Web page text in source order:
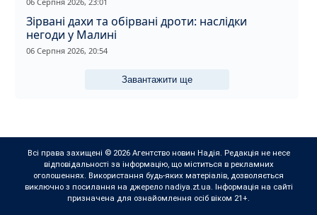
Зірвані дахи та обірвані дроти: наслідки
негоди у Малині
06 Серпня 2026, 20:54
Завантажити ще
Всі права захищені © 2026 Агентство новин Надія. Редакція не несе
відповідальності за інформацію, що міститься в рекламних
оголошеннях. Використання будь-яких матеріалів, дозволяється
виключно з посилання на джерело nadiya.zt.ua. Інформація на сайті
призначена для ознайомлення осіб віком 21+.